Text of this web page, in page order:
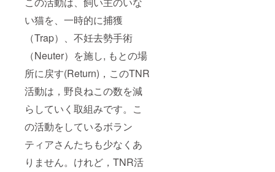
い猫を、一時的に捕獲
（Trap）、不妊去勢手術
（Neuter）を施し, もとの場
所に戻す(Return)，このTNR
活動は，野良ねこの数を減
らしていく取組みです。こ
の活動をしているボラン
ティアさんたちも少なくあ
りません。けれど，TNR活